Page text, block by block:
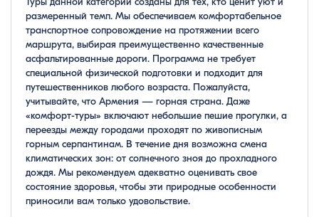
размеренный темп. Мы обеспечиваем комфортабельное
транспортное сопровождение на протяжении всего
маршрута, выбирая преимущественно качественные
асфальтированные дороги. Программа не требует
специальной физической подготовки и подходит для
путешественников любого возраста. Пожалуйста,
учитывайте, что Армения — горная страна. Даже
«комфорт-туры» включают небольшие пешие прогулки, а
переезды между городами проходят по живописным
горным серпантинам. В течение дня возможна смена
климатических зон: от солнечного зноя до прохладного
дождя. Мы рекомендуем адекватно оценивать свое
состояние здоровья, чтобы эти природные особенности
приносили вам только удовольствие.